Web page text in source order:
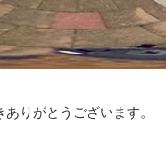
りがとうございます。